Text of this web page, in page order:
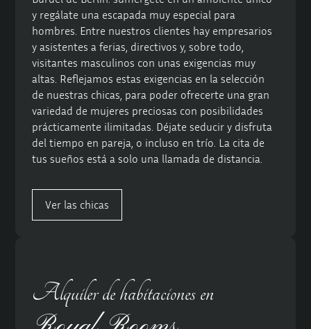
y regálate una escapada muy especial para
hombres. Entre nuestros clientes hay empresarios
y asistentes a ferias, directivos y, sobre todo,
visitantes masculinos con unas exigencias muy
altas. Reflejamos estas exigencias en la selección
de nuestras chicas, para poder ofrecerte una gran
variedad de mujeres preciosas con posibilidades
prácticamente ilimitadas. Déjate seducir y disfruta
del tiempo en pareja, o incluso en trío. La cita de
tus sueños está a solo una llamada de distancia.
Ver las chicas
Alquiler de habitaciones en